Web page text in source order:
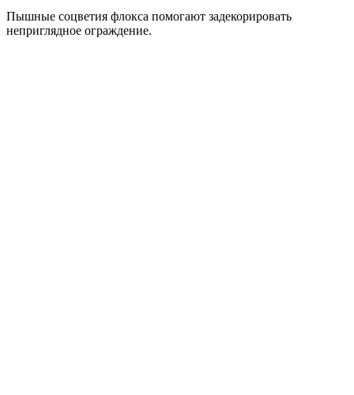
Пышные соцветия флокса помогают задекорировать
неприглядное ограждение.